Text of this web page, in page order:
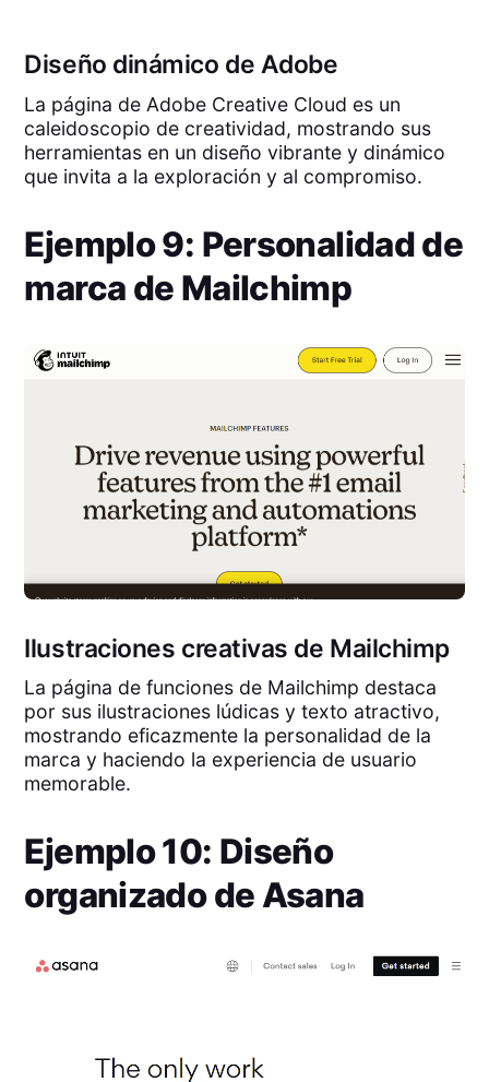
Diseño dinámico de Adobe
La página de Adobe Creative Cloud es un
caleidoscopio de creatividad, mostrando sus
herramientas en un diseño vibrante y dinámico
que invita a la exploración y al compromiso.
Ejemplo 9: Personalidad de
marca de Mailchimp
Ilustraciones creativas de Mailchimp
La página de funciones de Mailchimp destaca
por sus ilustraciones lúdicas y texto atractivo,
mostrando eficazmente la personalidad de la
marca y haciendo la experiencia de usuario
memorable.
Ejemplo 10: Diseño
organizado de Asana